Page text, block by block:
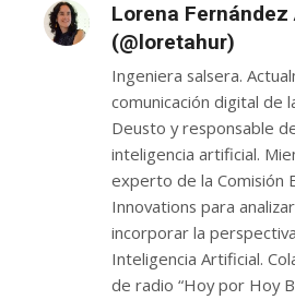
Lorena Fernández
(@loretahur)
Ingeniera salsera.
comunicación digital de
Deusto y responsable
inteligencia artificial.
experto de la Comisión
Innovations para
incorporar la
Inteligencia Artificial.
de radio “Hoy por Hoy